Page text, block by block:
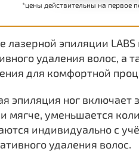
*цены действительны на первое
лазерной эпиляции
удаления волос, а
для комфортной
эпиляция ног включает
мягче, уменьшается
индивидуально с
удаления волос.